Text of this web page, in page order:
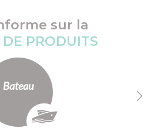
sur la
PRODUITS
Poids-lourd